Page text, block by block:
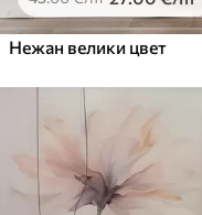
Нежан велики цвет